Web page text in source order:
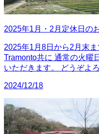
2025年1月・2月定休日の
2025年1月8日から2月末
Tramonto共に 通常の火曜
いただきます。 どうぞよ
2024/12/18